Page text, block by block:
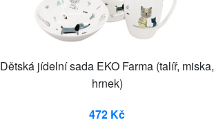
Dětská jídelní sada EKO Farma (talíř, miska,
hrnek)
472 Kč